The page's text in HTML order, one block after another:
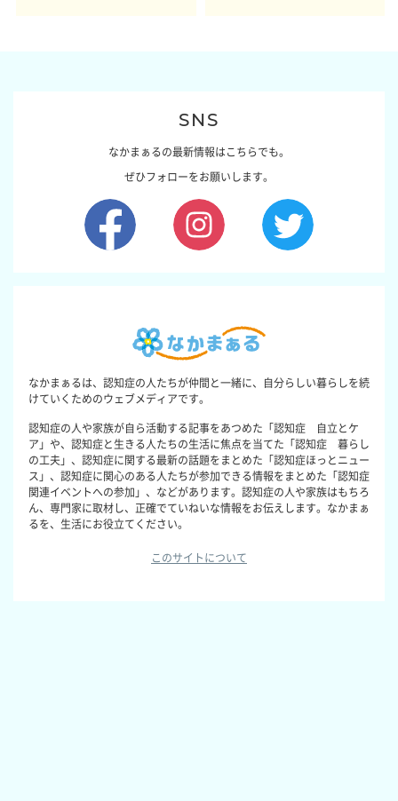
SNS
なかまぁるの最新情報はこちらでも。
ぜひフォローをお願いします。
なかまぁるは、認知症の人たちが仲間と一緒に、自分らしい暮らしを続
けていくためのウェブメディアです。
認知症の人や家族が自ら活動する記事をあつめた「認知症 自立とケ
ア」や、認知症と生きる人たちの生活に焦点を当てた「認知症 暮らし
の工夫」、認知症に関する最新の話題をまとめた「認知症ほっとニュー
ス」、認知症に関心のある人たちが参加できる情報をまとめた「認知症
関連イベントへの参加」、などがあります。認知症の人や家族はもちろ
ん、専門家に取材し、正確でていねいな情報をお伝えします。なかまぁ
るを、生活にお役立てください。
このサイトについて